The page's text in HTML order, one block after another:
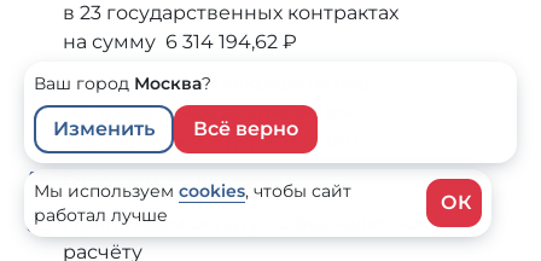
в 23 государственных контрактах
на сумму 6 314 194,62 ₽
Имеем полную аккредитацию
на проведение дезинсекции,
дезинфекции и дератизации
Работаем по договору
Принимаем оплату по безналичному
расчёту
Мы используем cookies, чтобы сайт
работал лучше
ОК
Ваш город Москва?
Изменить Всё верно